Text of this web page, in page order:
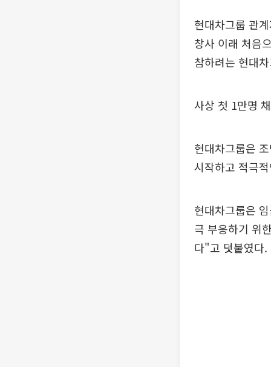
현대차그룹 관
창사 이래 처음
참하려는 현대
사상 첫 1만명
현대차그룹은
시작하고 적극
현대차그룹은
극 부응하기 위
다"고 덧붙였다.